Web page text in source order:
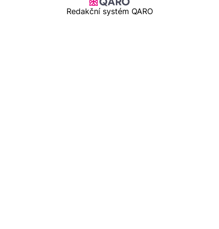
Redakční systém QARO